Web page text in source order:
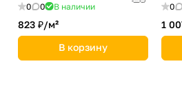
0 0 В наличии
823 ₽/м²
В корзину
0
1